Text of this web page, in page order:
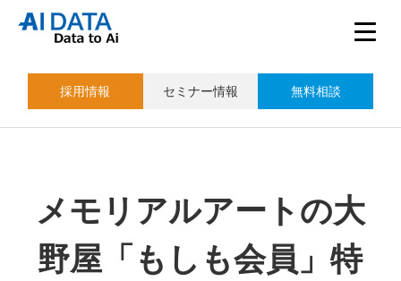
採用情報 セミナー情報 無料相談
メモリアルアートの大
野屋「もしも会員」特